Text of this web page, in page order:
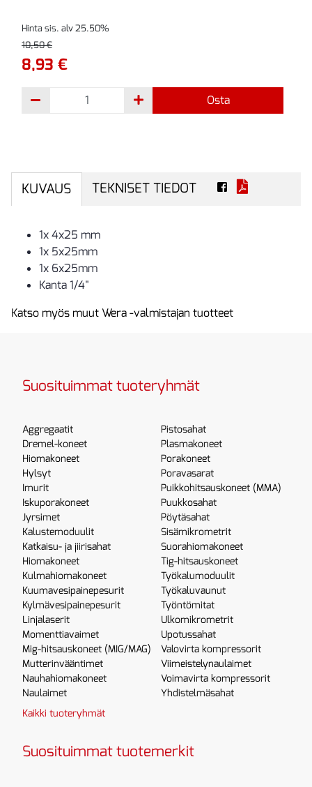
Hinta sis. alv 25.50%
10,50 €
8,93 €
Osta
KUVAUS TEKNISET TIEDOT
1x 4x25 mm
1x 5x25mm
1x 6x25mm
Kanta 1/4"
Katso myös muut Wera -valmistajan tuotteet
Suosituimmat tuoteryhmät
Aggregaatit
Dremel-koneet
Hiomakoneet
Hylsyt
Imurit
Iskuporakoneet
Jyrsimet
Kalustemoduulit
Katkaisu- ja jiirisahat
Hiomakoneet
Kulmahiomakoneet
Kuumavesipainepesurit
Kylmävesipainepesurit
Linjalaserit
Momenttiavaimet
Mig-hitsauskoneet (MIG/MAG)
Mutterinvääntimet
Nauhahiomakoneet
Naulaimet
Pistosahat
Plasmakoneet
Porakoneet
Poravasarat
Puikkohitsauskoneet (MMA)
Puukkosahat
Pöytäsahat
Sisämikrometrit
Suorahiomakoneet
Tig-hitsauskoneet
Työkalumoduulit
Työkaluvaunut
Työntömitat
Ulkomikrometrit
Upotussahat
Valovirta kompressorit
Viimeistelynaulaimet
Voimavirta kompressorit
Yhdistelmäsahat
Kaikki tuoteryhmät
Suosituimmat tuotemerkit